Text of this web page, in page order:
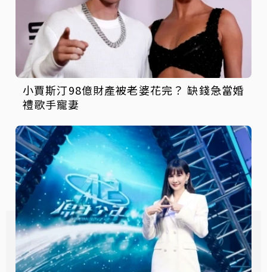
小賈斯汀98億財產被老婆花完？ 缺錢急當婚
禮歌手寵妻